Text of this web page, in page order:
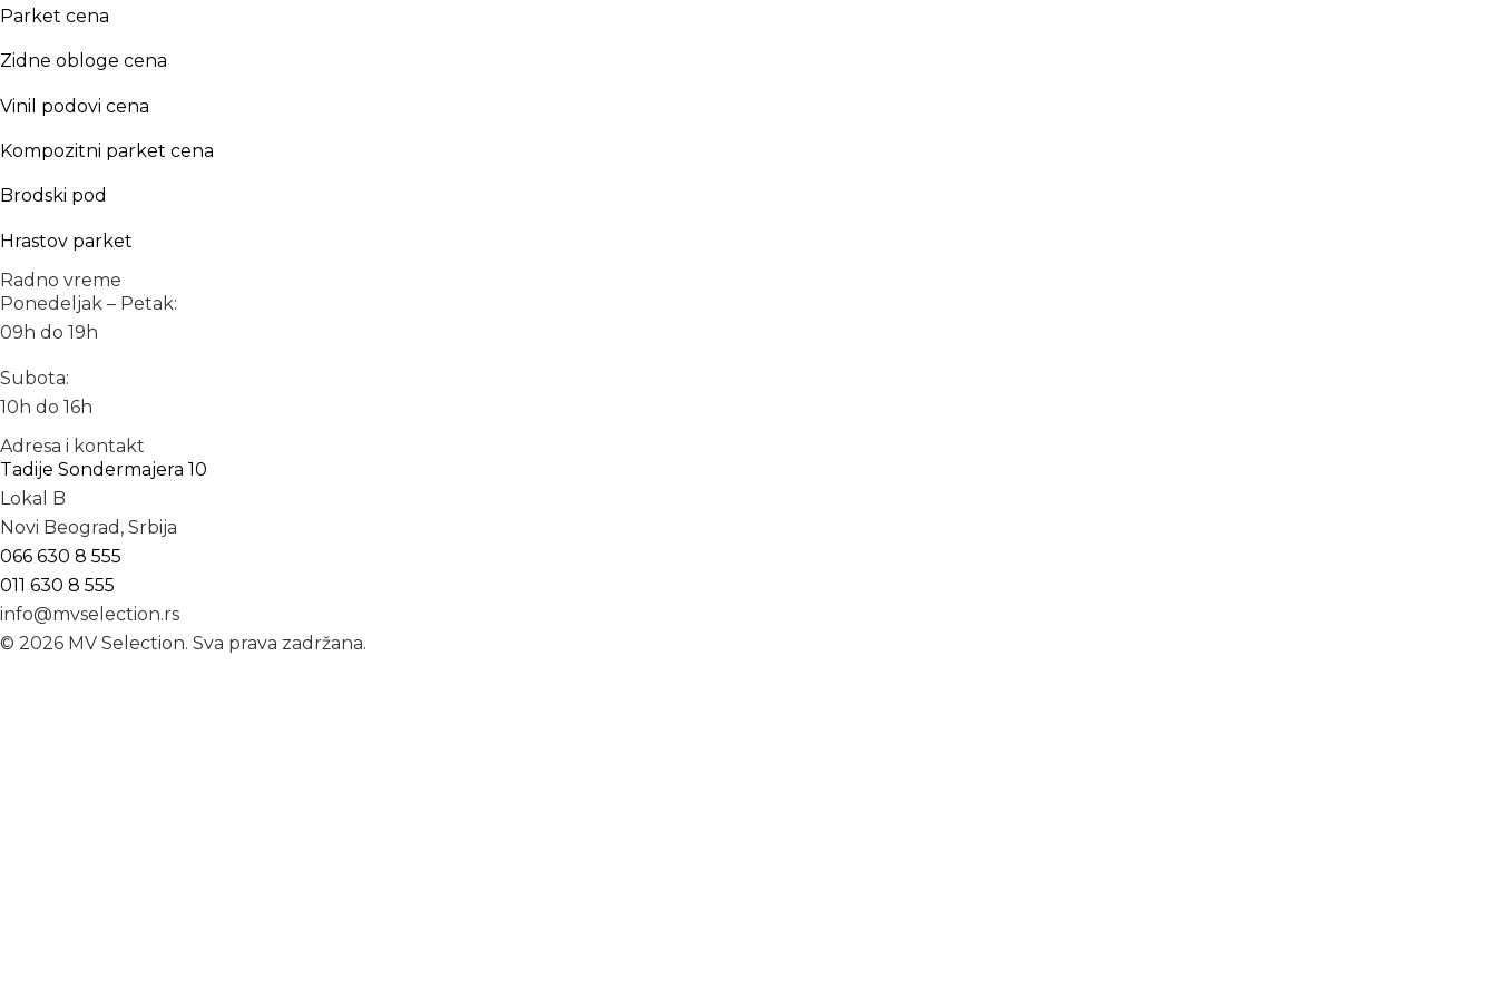
Parket cena
Zidne obloge cena
Vinil podovi cena
Kompozitni parket cena
Brodski pod
Hrastov parket
Radno vreme
Ponedeljak – Petak:
09h do 19h
Subota:
10h do 16h
Adresa i kontakt
Tadije Sondermajera 10
Lokal B
Novi Beograd, Srbija
066 630 8 555
011 630 8 555
info@mvselection.rs
© 2026 MV Selection. Sva prava zadržana.